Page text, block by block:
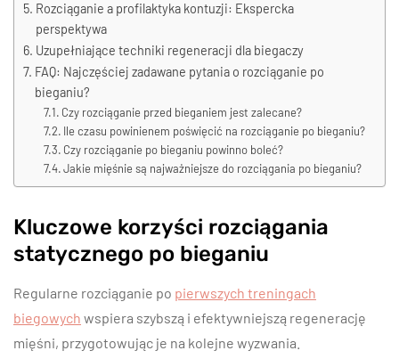
Rozciąganie a profilaktyka kontuzji: Ekspercka
perspektywa
Uzupełniające techniki regeneracji dla biegaczy
FAQ: Najczęściej zadawane pytania o rozciąganie po
bieganiu?
Czy rozciąganie przed bieganiem jest zalecane?
Ile czasu powinienem poświęcić na rozciąganie po bieganiu?
Czy rozciąganie po bieganiu powinno boleć?
Jakie mięśnie są najważniejsze do rozciągania po bieganiu?
Kluczowe korzyści rozciągania
statycznego po bieganiu
Regularne rozciąganie po pierwszych treningach
biegowych wspiera szybszą i efektywniejszą regenerację
mięśni, przygotowując je na kolejne wyzwania.